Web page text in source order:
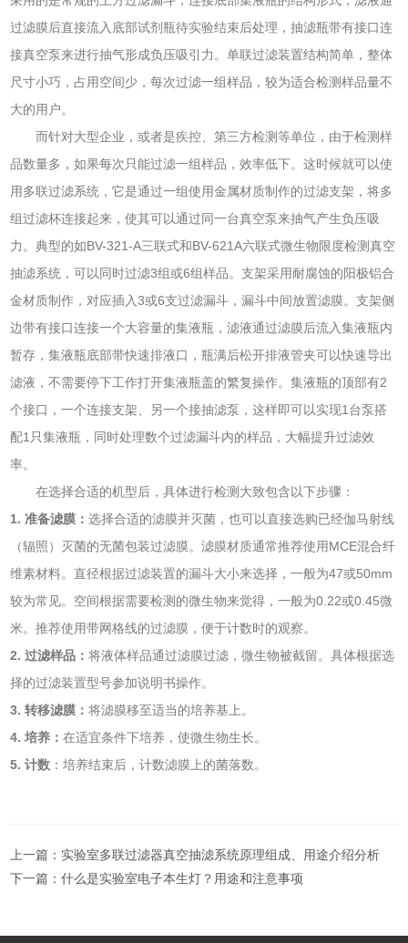
过滤膜后直接流入底部试剂瓶待实验结束后处理，抽滤瓶带有接口连
接真空泵来进行抽气形成负压吸引力。单联过滤装置结构简单，整体
尺寸小巧，占用空间少，每次过滤一组样品，较为适合检测样品量不
大的用户。
而针对大型企业，或者是疾控、第三方检测等单位，由于检测样
品数量多，如果每次只能过滤一组样品，效率低下。这时候就可以使
用多联过滤系统，它是通过一组使用金属材质制作的过滤支架，将多
组过滤杯连接起来，使其可以通过同一台真空泵来抽气产生负压吸
力。典型的如BV-321-A三联式和BV-621A六联式微生物限度检测真空
抽滤系统，可以同时过滤3组或6组样品。支架采用耐腐蚀的阳极铝合
金材质制作，对应插入3或6支过滤漏斗，漏斗中间放置滤膜。支架侧
边带有接口连接一个大容量的集液瓶，滤液通过滤膜后流入集液瓶内
暂存，集液瓶底部带快速排液口，瓶满后松开排液管夹可以快速导出
滤液，不需要停下工作打开集液瓶盖的繁复操作。集液瓶的顶部有2
个接口，一个连接支架、另一个接抽滤泵，这样即可以实现1台泵搭
配1只集液瓶，同时处理数个过滤漏斗内的样品，大幅提升过滤效
率。
在选择合适的机型后，具体进行检测大致包含以下步骤：
1. 准备滤膜：选择合适的滤膜并灭菌，也可以直接选购已经伽马射线
（辐照）灭菌的无菌包装过滤膜。滤膜材质通常推荐使用MCE混合纤
维素材料。直径根据过滤装置的漏斗大小来选择，一般为47或50mm
较为常见。空间根据需要检测的微生物来觉得，一般为0.22或0.45微
米。推荐使用带网格线的过滤膜，便于计数时的观察。
2. 过滤样品：将液体样品通过滤膜过滤，微生物被截留。具体根据选
择的过滤装置型号参加说明书操作。
3. 转移滤膜：将滤膜移至适当的培养基上。
4. 培养：在适宜条件下培养，使微生物生长。
5. 计数 ：培养结束后，计数滤膜上的菌落数。
上一篇： 实验室多联过滤器真空抽滤系统原理组成、用途介绍分析
下一篇：什么是实验室电子本生灯？用途和注意事项